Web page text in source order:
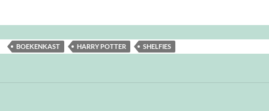
BOEKENKAST HARRY POTTER SHELFIES